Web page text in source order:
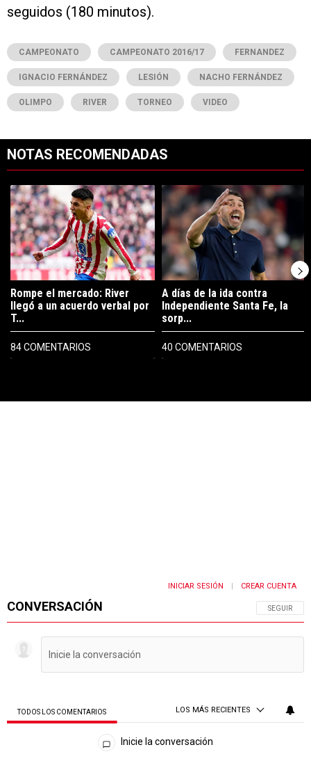
seguidos (180 minutos).
CAMPEONATO CAMPEONATO 2016/17 FERNANDEZ
IGNACIO FERNÁNDEZ LESIÓN NACHO FERNÁNDEZ
OLIMPO RIVER TORNEO VIDEO
NOTAS RECOMENDADAS
Un artículo de tendencia con el título "Rompe el mercado: River
Rompe el mercado: River
llegó a un acuerdo verbal por
T...
84 COMENTARIOS
Un artículo de tendencia con el
A días de la ida contra
Independiente Santa Fe, la
sorp...
40 COMENTARIOS
CONVERSACIÓN SIGA ESTA
SEGUIR
INICIAR SESIÓN CREAR CUENTA
TODOS LOS COMENTARIOS LOS MÁS RECIENTES
Todos los comentarios
Inicie la conversación